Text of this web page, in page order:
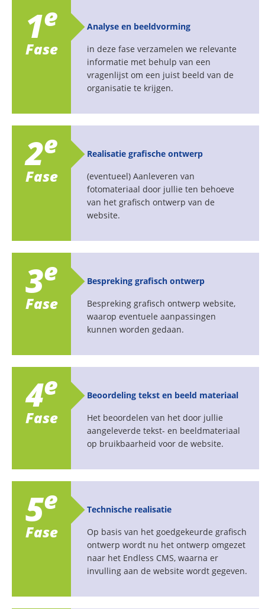
1e
Fase
Analyse en beeldvorming
in deze fase verzamelen we relevante
informatie met behulp van een
vragenlijst om een juist beeld van de
organisatie te krijgen.
2e
Fase
Realisatie grafische ontwerp
(eventueel) Aanleveren van
fotomateriaal door jullie ten behoeve
van het grafisch ontwerp van de
website.
3e
Fase
Bespreking grafisch ontwerp
Bespreking grafisch ontwerp website,
waarop eventuele aanpassingen
kunnen worden gedaan.
4e
Fase
Beoordeling tekst en beeld materiaal
Het beoordelen van het door jullie
aangeleverde tekst- en beeldmateriaal
op bruikbaarheid voor de website.
5e
Fase
Technische realisatie
Op basis van het goedgekeurde grafisch
ontwerp wordt nu het ontwerp omgezet
naar het Endless CMS, waarna er
invulling aan de website wordt gegeven.